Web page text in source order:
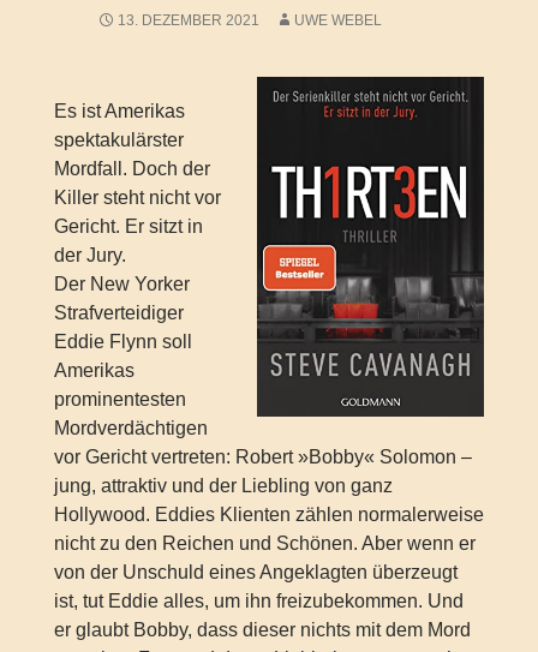
13. DEZEMBER 2021 UWE WEBEL
Es ist Amerikas
spektakulärster
Mordfall. Doch der
Killer steht nicht vor
Gericht. Er sitzt in
der Jury.
Der New Yorker
Strafverteidiger
Eddie Flynn soll
Amerikas
prominentesten
Mordverdächtigen
vor Gericht vertreten: Robert »Bobby« Solomon –
jung, attraktiv und der Liebling von ganz
Hollywood. Eddies Klienten zählen normalerweise
nicht zu den Reichen und Schönen. Aber wenn er
von der Unschuld eines Angeklagten überzeugt
ist, tut Eddie alles, um ihn freizubekommen. Und
er glaubt Bobby, dass dieser nichts mit dem Mord